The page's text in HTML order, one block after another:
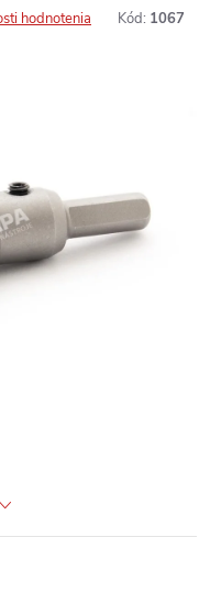
hodnotenia Kód: 1067